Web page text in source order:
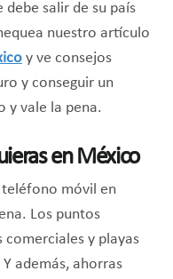
salir de su país
nuestro artículo
y ve consejos
y conseguir un
y vale la pena.
en México
teléfono móvil en
Los puntos
y playas
además, ahorras